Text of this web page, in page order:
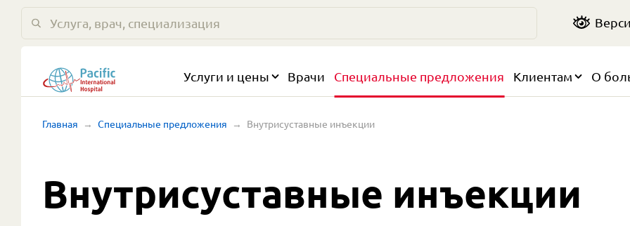
Услуги и цены Врачи Специальные предложения Клиентам О
Главная Специальные предложения Внутрисуставные инъекции
Внутрисуставные инъекции